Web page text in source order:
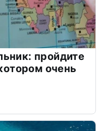
пройдите
очень